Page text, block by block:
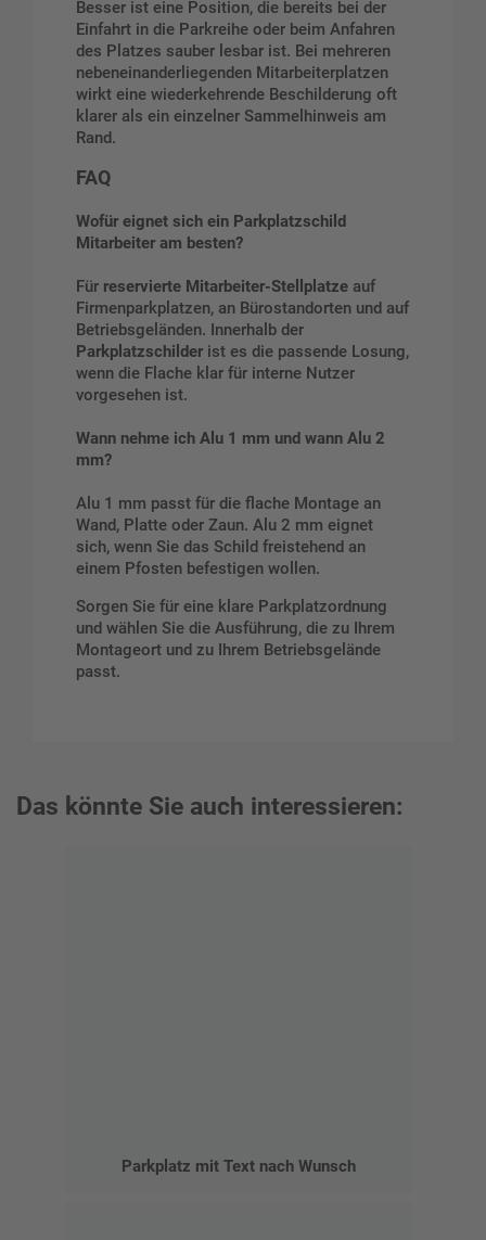
Besser ist eine Position, die bereits bei der
Einfahrt in die Parkreihe oder beim Anfahren
des Platzes sauber lesbar ist. Bei mehreren
nebeneinanderliegenden Mitarbeiterplatzen
wirkt eine wiederkehrende Beschilderung oft
klarer als ein einzelner Sammelhinweis am
Rand.
FAQ
Wofür eignet sich ein Parkplatzschild
Mitarbeiter am besten?
Für reservierte Mitarbeiter-Stellplatze auf
Firmenparkplatzen, an Bürostandorten und auf
Betriebsgeländen. Innerhalb der
Parkplatzschilder ist es die passende Losung,
wenn die Flache klar für interne Nutzer
vorgesehen ist.
Wann nehme ich Alu 1 mm und wann Alu 2
mm?
Alu 1 mm passt für die flache Montage an
Wand, Platte oder Zaun. Alu 2 mm eignet
sich, wenn Sie das Schild freistehend an
einem Pfosten befestigen wollen.
Sorgen Sie für eine klare Parkplatzordnung
und wählen Sie die Ausführung, die zu Ihrem
Montageort und zu Ihrem Betriebsgelände
passt.
Das könnte Sie auch interessieren:
Parkplatz mit Text nach Wunsch